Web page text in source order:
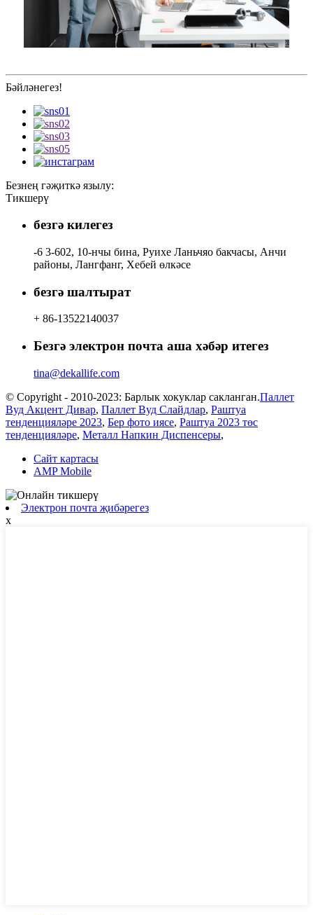
Бәйләнегез!
Безнең гәҗиткә язылу:
Тикшерү
безгә килегез
-6 3-602, 10-нчы бина, Руихе Ланьчяо бакчасы, Анчи
районы, Лангфанг, Хебей өлкәсе
безгә шалтырат
+ 86-13522140037
Безгә электрон почта аша хәбәр итегез
tina@dekallife.com
© Copyright - 2010-2023: Барлык хокуклар сакланган.Паллет
Вуд Акцент Дивар, Паллет Вуд Слайдлар, Раштуа
тенденцияләре 2023, Бер фото иясе, Раштуа 2023 төс
тенденцияләре, Металл Напкин Диспенсеры,
Сайт картасы
AMP Mobile
Электрон почта җибәрегез
x